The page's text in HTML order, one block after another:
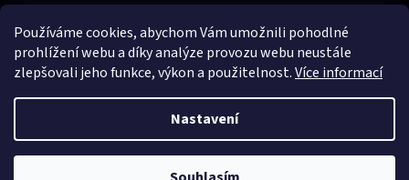
Používáme cookies, abychom Vám umožnili pohodlné
prohlížení webu a díky analýze provozu webu neustále
zlepšovali jeho funkce, výkon a použitelnost.Více informací
Nastavení
P
FacebookInstagramTikTok
Vytvořil Shoptet
Copyright 2026ESHOP.KAMURCLEANING.CZ. Všechna